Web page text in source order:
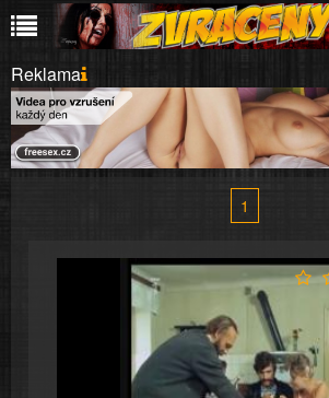
Reklama
1